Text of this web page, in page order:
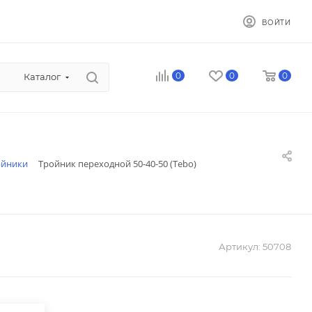
ВОЙТИ
Каталог 0 0 0
Тройник переходной 50-40-50 (Tebo)
Артикул: 50708